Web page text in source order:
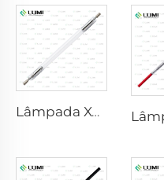
Lâmpada Xenônio Laser L2851 – 5×105×175 mm